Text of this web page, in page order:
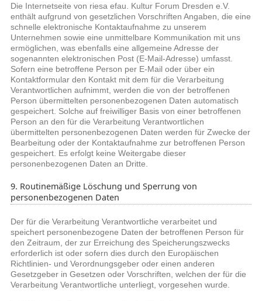
Die Internetseite von riesa efau. Kultur Forum Dresden e.V.
enthält aufgrund von gesetzlichen Vorschriften Angaben, die eine
schnelle elektronische Kontaktaufnahme zu unserem
Unternehmen sowie eine unmittelbare Kommunikation mit uns
ermöglichen, was ebenfalls eine allgemeine Adresse der
sogenannten elektronischen Post (E-Mail-Adresse) umfasst.
Sofern eine betroffene Person per E-Mail oder über ein
Kontaktformular den Kontakt mit dem für die Verarbeitung
Verantwortlichen aufnimmt, werden die von der betroffenen
Person übermittelten personenbezogenen Daten automatisch
gespeichert. Solche auf freiwilliger Basis von einer betroffenen
Person an den für die Verarbeitung Verantwortlichen
übermittelten personenbezogenen Daten werden für Zwecke der
Bearbeitung oder der Kontaktaufnahme zur betroffenen Person
gespeichert. Es erfolgt keine Weitergabe dieser
personenbezogenen Daten an Dritte.
9. Routinemäßige Löschung und Sperrung von
personenbezogenen Daten
Der für die Verarbeitung Verantwortliche verarbeitet und
speichert personenbezogene Daten der betroffenen Person für
den Zeitraum, der zur Erreichung des Speicherungszwecks
erforderlich ist oder sofern dies durch den Europäischen
Richtlinien- und Verordnungsgeber oder einen anderen
Gesetzgeber in Gesetzen oder Vorschriften, welchen der für die
Verarbeitung Verantwortliche unterliegt, vorgesehen wurde.